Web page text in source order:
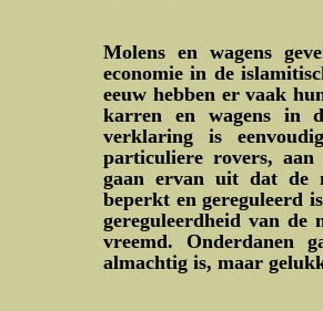
Molens en wagens
economie in de
eeuw hebben er vaak
karren en wagens in
verklaring is
particuliere rovers,
gaan ervan uit dat de
beperkt en gereguleerd
gereguleerdheid van de
vreemd. Onderdanen
almachtig is, maar